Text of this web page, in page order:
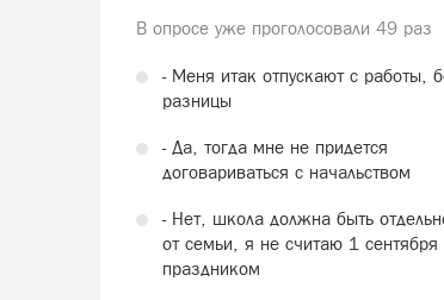
В опросе уже проголосовали 49 раз
- Меня итак отпускают с работы,
разницы
- Да, тогда мне не придется
договариваться с начальством
- Нет, школа должна быть
от семьи, я не считаю 1 сентября
праздником